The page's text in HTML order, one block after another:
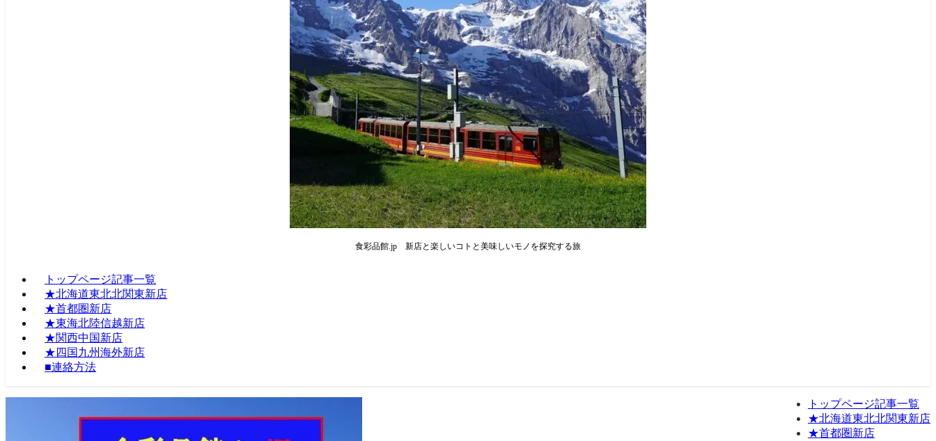
食彩品館.jp 新店と楽しいコトと美味しいモノを探究する旅
トップページ記事一覧
★北海道東北北関東新店
★首都圏新店
★東海北陸信越新店
★関西中国新店
★四国九州海外新店
■連絡方法
トップページ記事一覧
★北海道東北北関東新店
★首都圏新店